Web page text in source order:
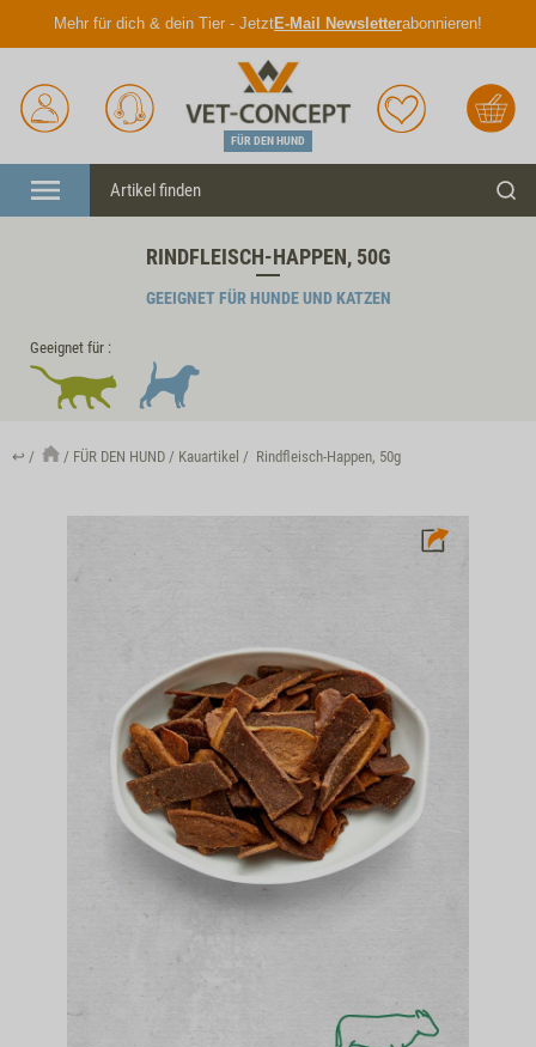
Mehr für dich & dein Tier - JetztE-Mail Newsletterabonnieren!
Anmelden
Unser
Service
FÜR DEN HUND
Merkliste Warenkorb
Menü
RINDFLEISCH-HAPPEN, 50G
GEEIGNET FÜR HUNDE UND KATZEN
Geeignet für :
↩ FÜR DEN HUND Kauartikel Rindfleisch-Happen, 50g